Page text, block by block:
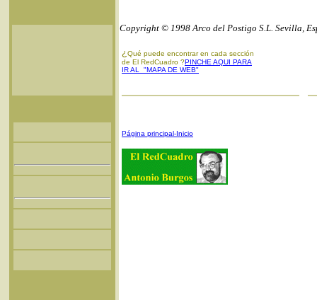
Copyright © 1998 Arco del Postigo S.L. Sevilla,
¿ Qué puede encontrar en cada sección
de El RedCuadro ?PINCHE AQUI PARA
IR AL "MAPA DE WEB"
Página principal-Inicio